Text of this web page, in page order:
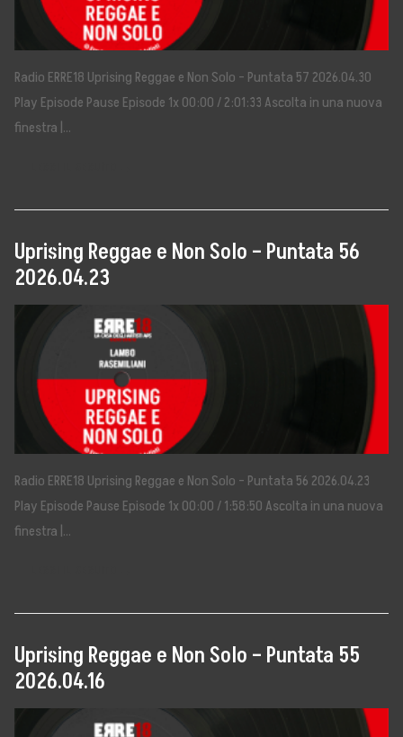
Radio ERRE18 Uprising Reggae e Non Solo – Puntata 57 2026.04.30
Play Episode Pause Episode 1x 00:00 / 2:01:33 Ascolta in una nuova
finestra |…
Uprising Reggae e Non Solo – Puntata 56
2026.04.23
Radio ERRE18 Uprising Reggae e Non Solo – Puntata 56 2026.04.23
Play Episode Pause Episode 1x 00:00 / 1:58:50 Ascolta in una nuova
finestra |…
Uprising Reggae e Non Solo – Puntata 55
2026.04.16